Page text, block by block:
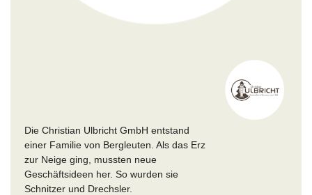
Die Christian Ulbricht GmbH entstand
einer Familie von Bergleuten. Als das Erz
zur Neige ging, mussten neue
Geschäftsideen her. So wurden sie
Schnitzer und Drechsler.